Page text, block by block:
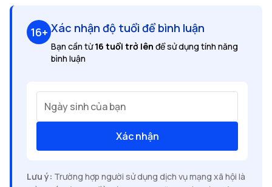
16+ Xác nhận độ tuổi để bình luận
Bạn cần từ16 tuổi trở lên để sử dụng tính năng
bình luận
Ngày sinh của bạn
Xác nhận
Lưu ý: Trường hợp người sử dụng dịch vụ mạng xã hội là